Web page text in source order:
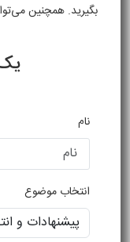
بگیرید. همچنین
نام
انتخاب موضوع